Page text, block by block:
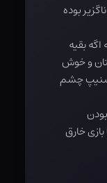
بوده
بقیه
و خوش
چشم
خارق